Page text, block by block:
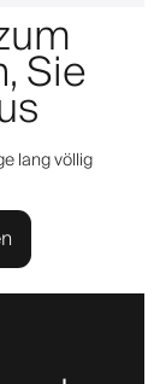
Sie
lang völlig